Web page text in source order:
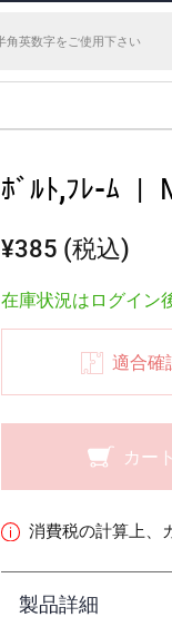
ﾎﾞﾙﾄ,ﾌﾚ-ﾑ |
¥385 (税込)
在庫状況はログイン
適合確
カー
消費税の計算上、
製品詳細